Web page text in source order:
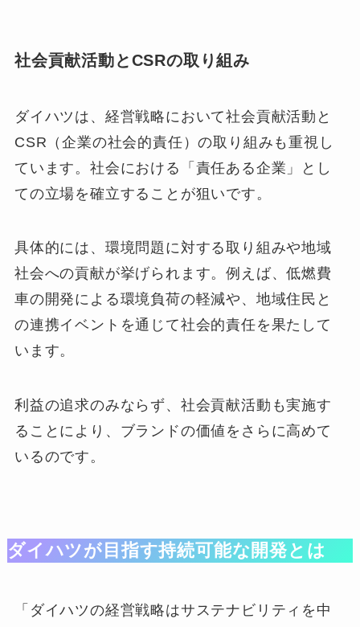
社会貢献活動とCSRの取り組み
ダイハツは、経営戦略において社会貢献活動と
CSR（企業の社会的責任）の取り組みも重視し
ています。社会における「責任ある企業」とし
ての立場を確立することが狙いです。
具体的には、環境問題に対する取り組みや地域
社会への貢献が挙げられます。例えば、低燃費
車の開発による環境負荷の軽減や、地域住民と
の連携イベントを通じて社会的責任を果たして
います。
利益の追求のみならず、社会貢献活動も実施す
ることにより、ブランドの価値をさらに高めて
いるのです。
ダイハツが目指す持続可能な開発とは
「ダイハツの経営戦略はサステナビリティを中